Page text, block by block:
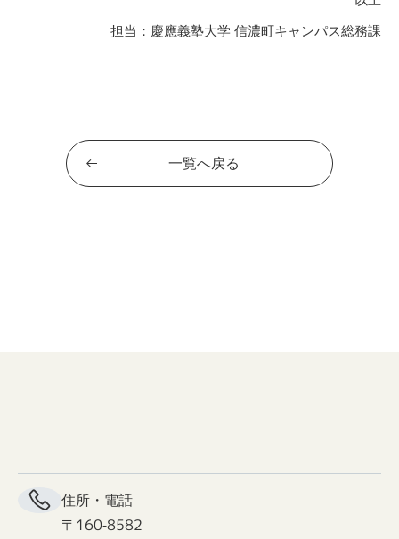
担当：慶應義塾大学 信濃町キャンパス総務課
一覧へ戻る
住所・電話
〒160-8582